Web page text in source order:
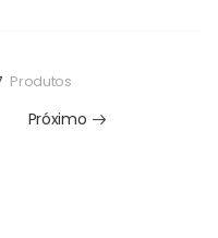
Produtos
Próximo